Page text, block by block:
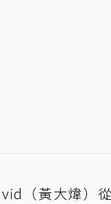
（黃大煒）